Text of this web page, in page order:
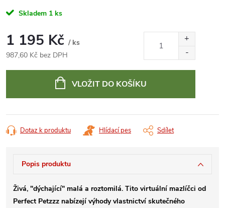
Skladem 1 ks
1 195 Kč / ks
987,60 Kč bez DPH
VLOŽIT DO KOŠÍKU
Dotaz k produktu Hlídací pes Sdílet
Popis produktu
Živá, "dýchající" malá a roztomilá. Tito virtuální mazlíčci od
Perfect Petzzz nabízejí výhody vlastnictví skutečného